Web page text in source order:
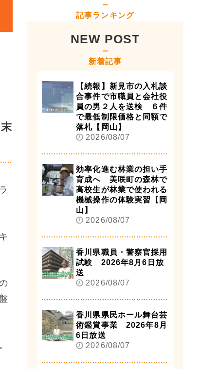
記事ランキング
NEW POST
新着記事
【続報】新見市の入札談
合事件で市職員と会社役
員の男２人を送検 ６件
で最低制限価格と同額で
落札【岡山】
2026/08/07
効率化進む林業の担い手
育成へ 美咲町の森林で
高校生が林業で使われる
機械操作の体験実習【岡
山】
2026/08/07
香川県職員・警察官採用
試験 2026年8月6日放
送
2026/08/07
香川県県民ホール舞台芸
術鑑賞事業 2026年8月
6日放送
2026/08/07